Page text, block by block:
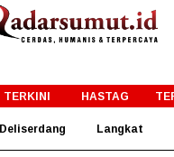
TERKINI HASTAG
Deliserdang Langkat